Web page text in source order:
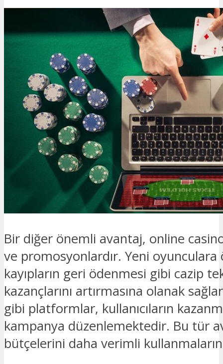
Bir diğer önemli avantaj, online
ve promosyonlardır. Yeni oyunculara
kayıpların geri ödenmesi gibi cazip
kazançlarını artırmasına olanak
gibi platformlar, kullanıcıların
kampanya düzenlemektedir. Bu tür
bütçelerini daha verimli